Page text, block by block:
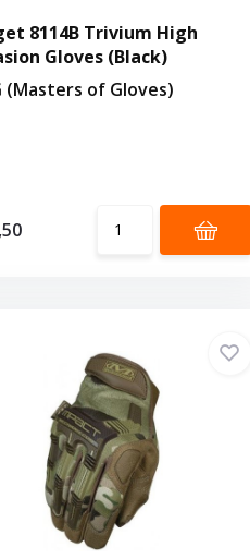
8114B Trivium High
Gloves (Black)
(Masters of Gloves)